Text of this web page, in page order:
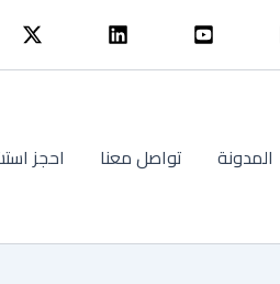
المدونة تواصل معنا احجز